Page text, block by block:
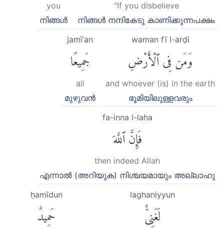
"If you disbelieve
നിങ്ങള്‍ നന്ദികേടു കാണിക്കുന്നപക്ഷം
you
നിങ്ങള്‍
waman fī l-arḍi
وَمَن فِى ٱلْأَرْضِ
and whoever (is) in the earth
ഭൂമിയിലുള്ളവരും
jamīʿan
جَمِيعًا
all
മുഴുവന്‍
fa-inna l-laha
فَإِنَّ ٱللَّهَ
then indeed Allah
എന്നാല്‍ (അറിയുക) നിശ്ചയമായും അല്ലാഹു
laghaniyyun
لَغَنِىٌّ
ḥamīdun
حَمِيدٌ